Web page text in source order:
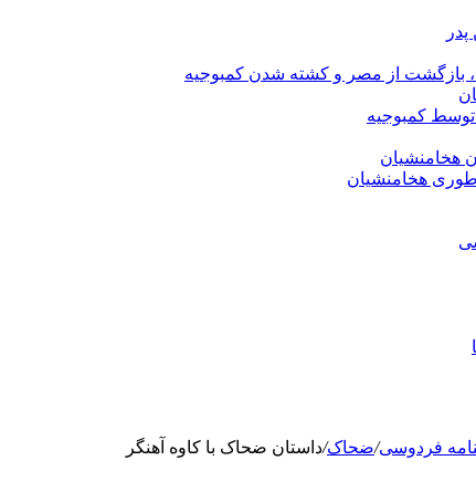
، بازگشت از مصر و کشته شدن کمبوجیه
کمبوجیه
هخامنشیان
هخامنشیان
فردوسی/ضحاک/داستان ضحاک با کاوه آهنگر